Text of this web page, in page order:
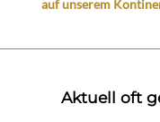
auf unserem
Aktuell oft